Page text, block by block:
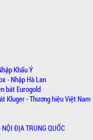
Khẩu Ý
- Nhập Hà Lan
bát Eurogold
Kluger - Thương hiệu Việt Nam
ĐỊA TRUNG QUỐC